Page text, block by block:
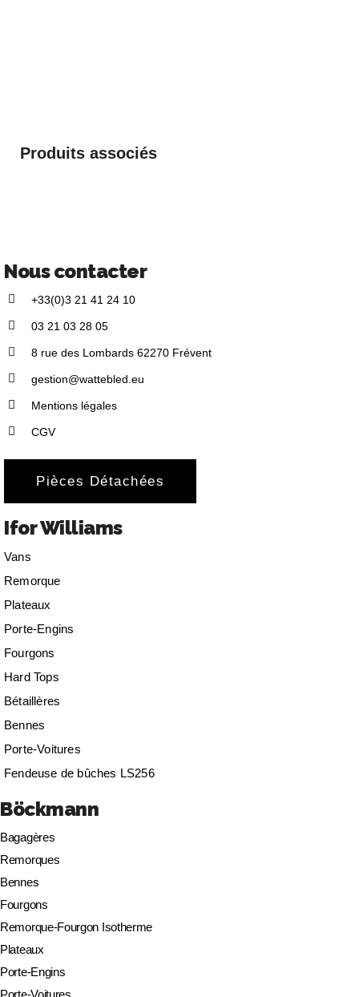
Produits associés
Nous contacter
+33(0)3 21 41 24 10
03 21 03 28 05
8 rue des Lombards 62270 Frévent
gestion@wattebled.eu
Mentions légales
CGV
Pièces Détachées
Ifor Williams
Vans
Remorque
Plateaux
Porte-Engins
Fourgons
Hard Tops
Bétaillères
Bennes
Porte-Voitures
Fendeuse de bûches LS256
Böckmann
Bagagères
Remorques
Bennes
Fourgons
Remorque-Fourgon Isotherme
Plateaux
Porte-Engins
Porte-Voitures